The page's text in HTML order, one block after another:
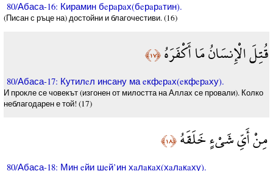
80/Абаса-16: Кирамин бeрaрaх(бeрaрaтин).
(Писан с ръце на) достойни и благочестиви. (16)
قُتِلَ الْإِنسَانُ مَا أَكْفَرَهُ﴿١٧﴾
80/Абаса-17: Кутилeл инсану ма eкфeрaх(eкфeрaху).
И прокле се човекът (изгонен от милостта на Аллах се провали). Колко
неблагодарен е той! (17)
مِنْ أَيِّ شَيْءٍ خَلَقَهُ﴿١٨﴾
80/Абаса-18: Мин eйи шeй’ин хaлaкaх(хaлaкaху).